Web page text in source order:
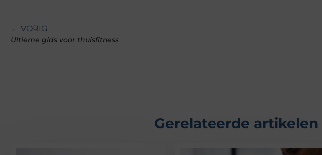
← VORIG
Ultieme gids voor thuisfitness
Gerelateerde artikelen